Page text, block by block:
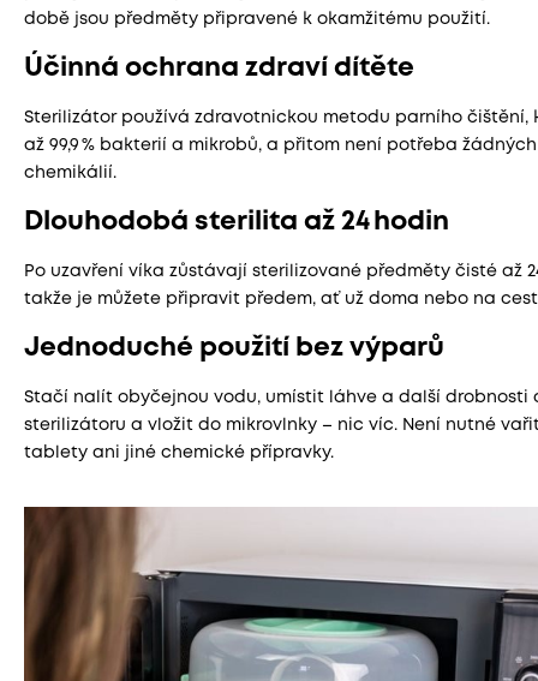
době jsou předměty připravené k okamžitému použití.
Účinná ochrana zdraví dítěte
Sterilizátor používá zdravotnickou metodu parního čištění,
až 99,9 % bakterií a mikrobů, a přitom není potřeba žádných
chemikálií.
Dlouhodobá sterilita až 24 hodin
Po uzavření víka zůstávají sterilizované předměty čisté až
takže je můžete připravit předem, ať už doma nebo na
Jednoduché použití bez výparů
Stačí nalít obyčejnou vodu, umístit láhve a další drobnosti
sterilizátoru a vložit do mikrovlnky – nic víc. Není nutné
tablety ani jiné chemické přípravky.